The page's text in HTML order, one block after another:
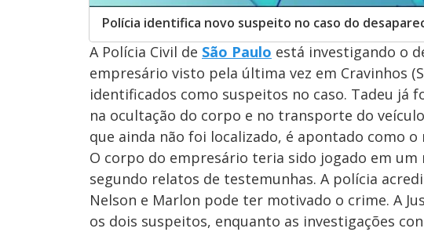
Polícia identifica novo suspeito no caso do
A Polícia Civil de São Paulo está investigando o
empresário visto pela última vez em Cravinhos
identificados como suspeitos no caso. Tadeu
na ocultação do corpo e no transporte do
que ainda não foi localizado, é apontado como o
O corpo do empresário teria sido jogado em um
segundo relatos de testemunhas. A polícia
Nelson e Marlon pode ter motivado o crime. A
os dois suspeitos, enquanto as investigações